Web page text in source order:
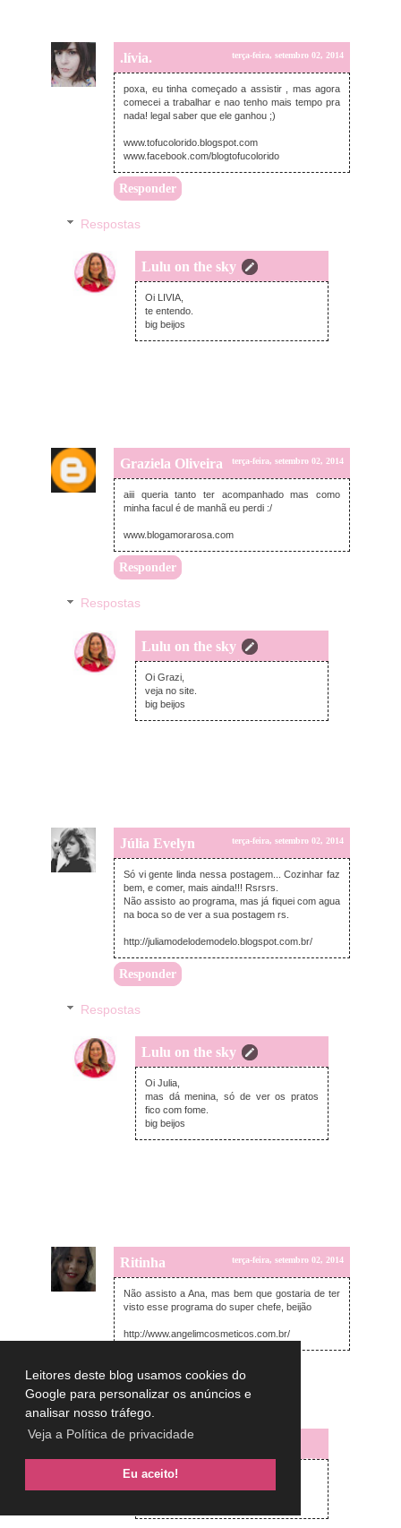
Leitores deste blog usamos cookies do
Google para personalizar os anúncios e
analisar nosso tráfego.
Veja a Política de privacidade
Eu aceito!
.lívia. terça-feira, setembro 02, 2014
poxa, eu tinha começado a assistir , mas agora
comecei a trabalhar e nao tenho mais tempo pra
nada! legal saber que ele ganhou ;)
www.tofucolorido.blogspot.com
www.facebook.com/blogtofucolorido
Responder
Respostas
Lulu on the sky
quarta-feira, setembro 03, 2014
Oi LIVIA,
te entendo.
big beijos
Graziela Oliveira terça-feira, setembro 02, 2014
aiii queria tanto ter acompanhado mas como
minha facul é de manhã eu perdi :/
www.blogamorarosa.com
Responder
Respostas
Lulu on the sky
quarta-feira, setembro 03, 2014
Oi Grazi,
veja no site.
big beijos
Júlia Evelyn terça-feira, setembro 02, 2014
Só vi gente linda nessa postagem... Cozinhar faz
bem, e comer, mais ainda!!! Rsrsrs.
Não assisto ao programa, mas já fiquei com agua
na boca so de ver a sua postagem rs.
http://juliamodelodemodelo.blogspot.com.br/
Responder
Respostas
Lulu on the sky
quarta-feira, setembro 03, 2014
Oi Julia,
mas dá menina, só de ver os pratos
fico com fome.
big beijos
Ritinha terça-feira, setembro 02, 2014
Não assisto a Ana, mas bem que gostaria de ter
visto esse programa do super chefe, beijão
http://www.angelimcosmeticos.com.br/
Respostas
quarta-feira, setembro 03, 2014
Ritinha,
no site vc encontra muita coisa.